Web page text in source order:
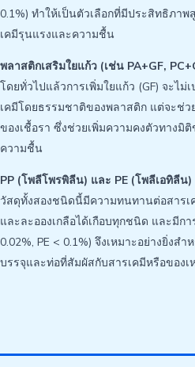
0.1%) ทำให้เป็นตัวเลือกที่มีประสิทธิภา
เคมีรุนแรงและความชื้น
พลาสติกเสริมใยแก้ว (เช่น PA+GF,
โดยทั่วไปแล้วการเพิ่มใยแก้ว (GF) จะไ
เคมีโดยธรรมชาติของพลาสติก แต่จะช่
ของเชื้อรา ซึ่งช่วยเพิ่มความคงตัวทางมิ
ความชื้น
PP (โพลีโพรพิลีน) และ PE (โพลีเอทิลีน)
วัสดุทั้งสองชนิดนี้มีความทนทานต่อสารเ
และละอองเกลือได้เกือบทุกชนิด และมี
0.02%, PE < 0.1%) จึงเหมาะอย่างยิ่ง
บรรจุและท่อที่สัมผัสกับสารเคมีหรือของเ